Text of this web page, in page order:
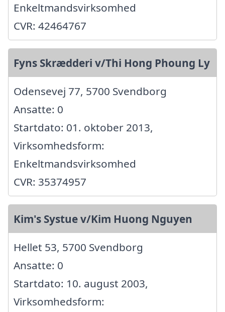
Enkeltmandsvirksomhed
CVR: 42464767
Fyns Skrædderi v/Thi Hong Phoung Ly
Odensevej 77, 5700 Svendborg
Ansatte: 0
Startdato: 01. oktober 2013,
Virksomhedsform:
Enkeltmandsvirksomhed
CVR: 35374957
Kim's Systue v/Kim Huong Nguyen
Hellet 53, 5700 Svendborg
Ansatte: 0
Startdato: 10. august 2003,
Virksomhedsform: